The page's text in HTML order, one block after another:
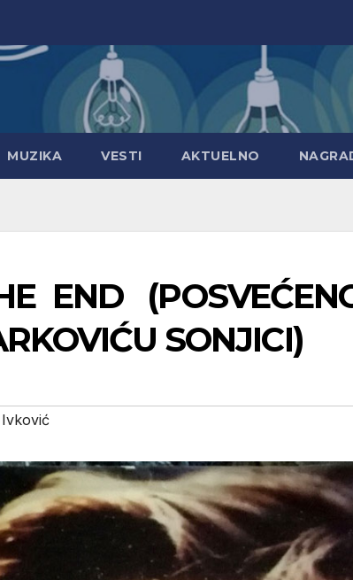
MUZIKA VESTI AKTUELNO
END
SONJICI)